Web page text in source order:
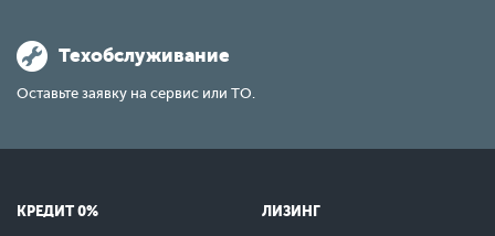
Техобслуживание
Оставьте заявку на сервис или ТО.
КРЕДИТ 0% ЛИЗИНГ